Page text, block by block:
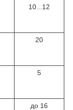
10...12
20
5
до 16